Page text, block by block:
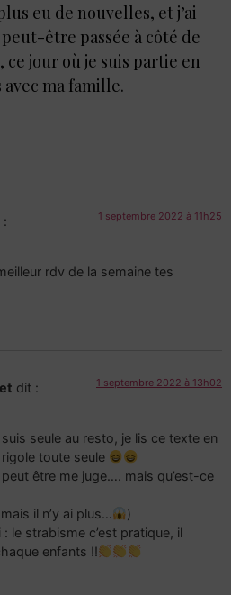
eu de nouvelles, et j’ai
être passée à côté de
ce jour où je suis partie en
avec ma famille.
: 1 septembre 2022 à 11h25
rdv de la semaine tes
dit : 1 septembre 2022 à 13h02
seule au resto, je lis ce texte en
toute seule
être me juge…. mais qu’est-ce
il n’y ai plus…
)
: le strabisme c’est pratique, il
enfants !!